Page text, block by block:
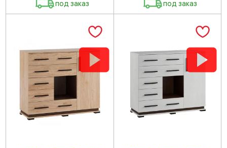
под заказ под заказ